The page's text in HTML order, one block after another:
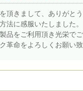
頂きまして、ありがとう
法に感服いたしました。
品をご利用頂き光栄でご
革命をよろしくお願い致